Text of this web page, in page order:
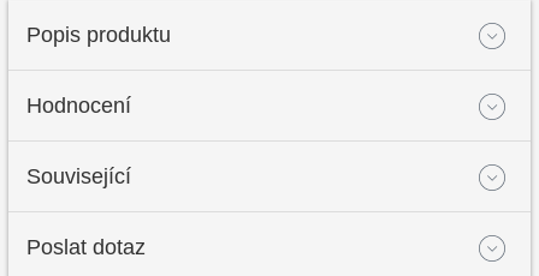
Popis produktu
Hodnocení
Související
Poslat dotaz